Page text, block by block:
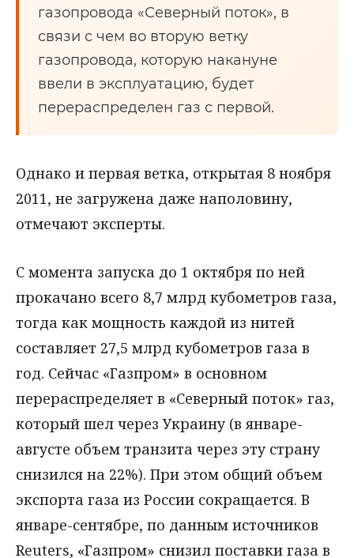
газопровода «Северный поток», в
связи с чем во вторую ветку
газопровода, которую накануне
ввели в эксплуатацию, будет
перераспределен газ с первой.
Однако и первая ветка, открытая 8 ноября
2011, не загружена даже наполовину,
отмечают эксперты.
С момента запуска до 1 октября по ней
прокачано всего 8,7 млрд кубометров газа,
тогда как мощность каждой из нитей
составляет 27,5 млрд кубометров газа в
год. Сейчас «Газпром» в основном
перераспределяет в «Северный поток» газ,
который шел через Украину (в январе-
августе объем транзита через эту страну
снизился на 22%). При этом общий объем
экспорта газа из России сокращается. В
январе-сентябре, по данным источников
Reuters, «Газпром» снизил поставки газа в